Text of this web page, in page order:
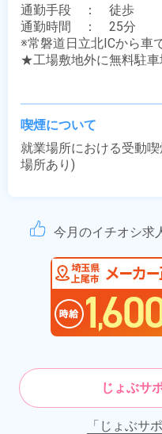
通勤手段　：　徒歩
通勤時間　：　25分
※常磐道日立北ICから車
★工場敷地外に無料駐車
喫煙について
就業場所における受動
場所あり)
今月のイチオシ求
じょぶサ
「じょぶサ